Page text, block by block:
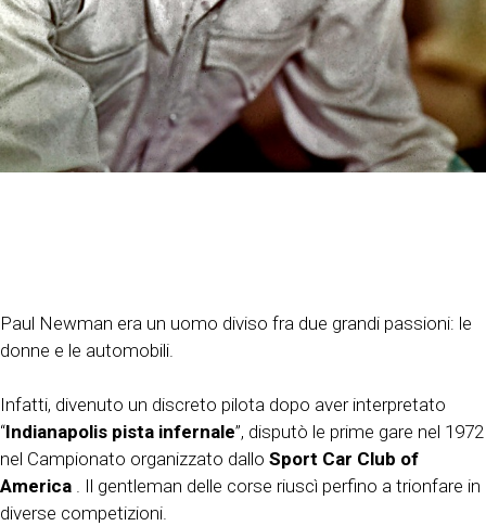
Paul Newman era un uomo diviso fra due grandi passioni: le
donne e le automobili.
Infatti, divenuto un discreto pilota dopo aver interpretato
“Indianapolis pista infernale”, disputò le prime gare nel 1972
nel Campionato organizzato dallo Sport Car Club of
America . Il gentleman delle corse riuscì perfino a trionfare in
diverse competizioni.